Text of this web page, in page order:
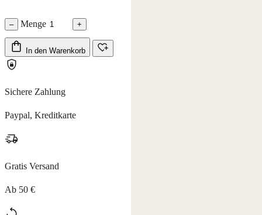
– Menge +
In den Warenkorb
Sichere Zahlung
Paypal, Kreditkarte
Gratis Versand
Ab 50 €